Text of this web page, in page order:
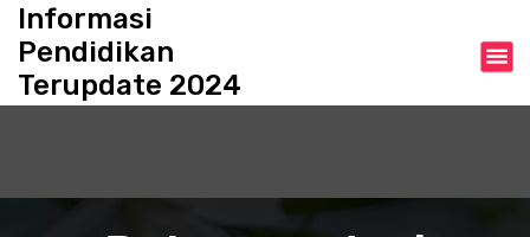
o
Informasi
Pendidikan
Terupdate 2024